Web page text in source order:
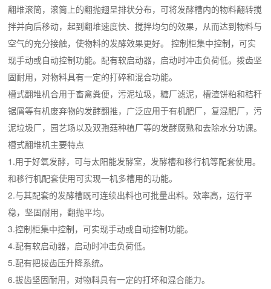
翻堆滚筒，滚筒上的翻抛翅呈排状分布，可将发酵槽内的物料翻转搅
拌并向后移动，起到翻堆速度快、搅拌均匀的效果，从而达到物料与
空气的充分接触，使物料的发酵效果更好。 控制柜集中控制，可实
现手动或自动控制功能。配有软启动器，启动时冲击负荷低。拨齿坚
固耐用，对物料具有一定的打碎和混合功能。
槽式翻堆机合用于畜禽粪便，污泥垃圾，糖厂滤泥，槽渣饼粕和秸秆
锯屑等有机废弃物的发酵翻推，广泛应用于有机肥厂，复混肥厂，污
泥垃圾厂，园艺场以及双孢菇种植厂等的发酵腐熟和去除水分功课。
槽式翻堆机主要特点
1.用于好氧发酵，可与太阳能发酵室，发酵槽和移行机等配套使用。
和移行机配套使用可实现一机多槽用的功能。
2.与其配套的发酵槽既可连续出料也可批量出料。效率高，运行平
稳，坚固耐用，翻抛平均。
3.控制柜集中控制，可实现手动或自动控制功能。
4.配有软启动器，启动时冲击负荷低。
5.配有把拔齿压升降系统。
6.拔齿坚固耐用，对物料具有一定的打坏和混合能力。